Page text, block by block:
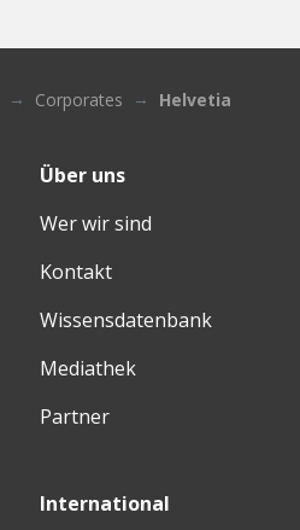
Corporates Helvetia
Über uns
Wer wir sind
Kontakt
Wissensdatenbank
Mediathek
Partner
International